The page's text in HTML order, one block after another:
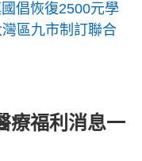
倡恢復2500元學
區九市制訂聯合
療福利消息一